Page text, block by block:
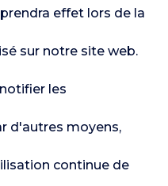
effet lors de la
sur notre site web.
les
d'autres moyens,
continue de